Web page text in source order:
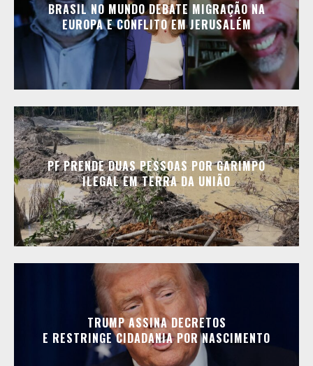
BRASIL NO MUNDO DEBATE MIGRAÇÃO NA
EUROPA E CONFLITO EM JERUSALÉM
PF PRENDE DUAS PESSOAS POR GARIMPO
ILEGAL EM TERRA DA UNIÃO
TRUMP ASSINA DECRETOS
E RESTRINGE CIDADANIA POR NASCIMENTO